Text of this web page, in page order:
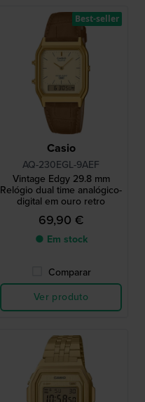
Casio
AQ-230EGL-9AEF
Vintage Edgy 29.8 mm
Relógio dual time analógico-
digital em ouro retro
69,90 €
● Em stock
Comparar
Ver produto
Best-seller